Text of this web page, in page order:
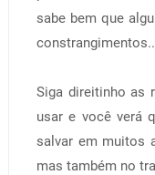
sabe bem que
Siga direitinho as
usar e você verá
salvar em muitos
mas também no